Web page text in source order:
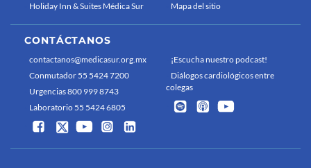
Holiday Inn & Suites Médica Sur
Mapa del sitio
CONTÁCTANOS
contactanos@medicasur.org.mx
Conmutador 55 5424 7200
Urgencias 800 999 8743
Laboratorio 55 5424 6805
¡Escucha nuestro podcast!
Diálogos cardiológicos entre
colegas